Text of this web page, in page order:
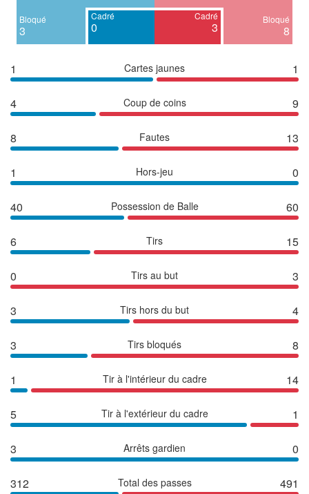
Bloqué
3
Cadré
0
Cadré
3
Bloqué
8
1 Cartes jaunes 1
4 Coup de coins 9
8 Fautes 13
1 Hors-jeu 0
40 Possession de Balle 60
6 Tirs 15
0 Tirs au but 3
3 Tirs hors du but 4
3 Tirs bloqués 8
1 Tir à l'intérieur du cadre 14
5 Tir à l'extérieur du cadre 1
3 Arrêts gardien 0
312 Total des passes 491